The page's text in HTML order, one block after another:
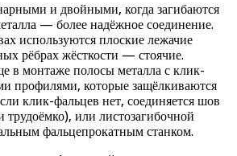
и двойными, когда загибаются
— более надёжное соединение.
используются плоские лежачие
рёбрах жёсткости — стоячие.
в монтаже полосы металла с клик-
профилями, которые защёлкиваются
клик-фальцев нет, соединяется шов
или листозагибочной
фальцепрокатным станком.